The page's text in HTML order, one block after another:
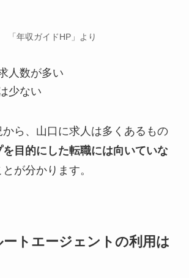
「年収ガイドHP」より
人数が多い
少ない
から、山口に求人は多くあるもの
目的にした転職には向いていな
が分かります。
トエージェントの利用は